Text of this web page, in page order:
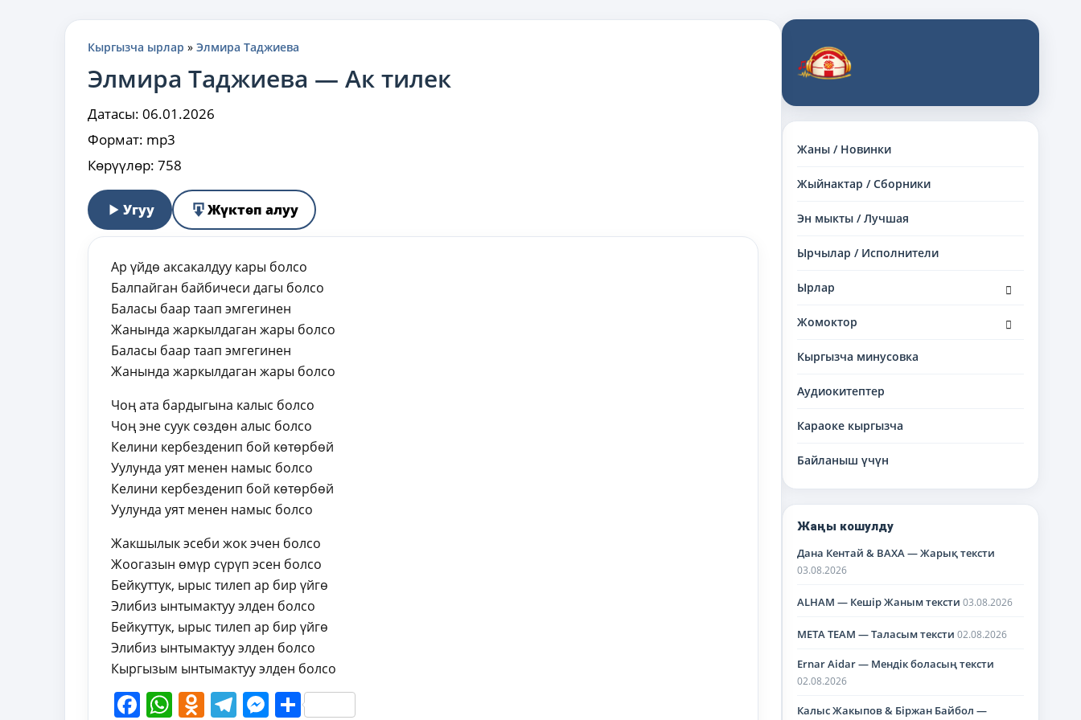
Жаны / Новинки
Жыйнактар / Сборники
Эн мыкты / Лучшая
Ырчылар / Исполнители
Ырлар
дочернее
Жомоктор
дочернее
Кыргызча минусовка
Аудиокитептер
Караоке кыргызча
Байланыш үчүн
Жаңы кошулду
Дана Кентай & BAXA — Жарық тексти
03.08.2026
ALHAM — Кешір Жаным тексти 03.08.2026
META TEAM — Таласым тексти 02.08.2026
Ernar Aidar — Мендік боласың тексти
02.08.2026
Калыс Жакыпов & Біржан Байбол —
Кыргызча ырлар » Элмира Таджиева
Элмира Таджиева — Ак тилек
Датасы: 06.01.2026
Формат: mp3
Көрүүлөр: 758
Угуу Жүктөп алуу
Ар үйдө аксакалдуу кары болсо
Балпайган байбичеси дагы болсо
Баласы баар таап эмгегинен
Жанында жаркылдаган жары болсо
Баласы баар таап эмгегинен
Жанында жаркылдаган жары болсо
Чоң ата бардыгына калыс болсо
Чоң эне суук сөздөн алыс болсо
Келини кербезденип бой көтөрбөй
Уулунда уят менен намыс болсо
Келини кербезденип бой көтөрбөй
Уулунда уят менен намыс болсо
Жакшылык эсеби жок эчен болсо
Жоогазын өмүр сүрүп эсен болсо
Бейкуттук, ырыс тилеп ар бир үйгө
Элибиз ынтымактуу элден болсо
Бейкуттук, ырыс тилеп ар бир үйгө
Элибиз ынтымактуу элден болсо
Кыргызым ынтымактуу элден болсо
Facebook
WhatsApp
Odnoklassniki
Telegram
Messenger
Share